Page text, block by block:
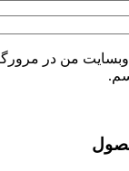
وبسایت من در